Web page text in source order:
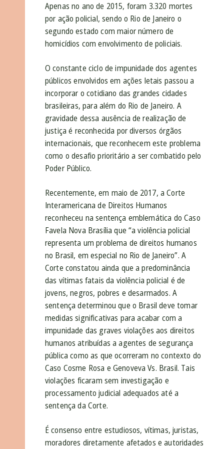
Apenas no ano de 2015, foram 3.320 mortes
por ação policial, sendo o Rio de Janeiro o
segundo estado com maior número de
homicídios com envolvimento de policiais.
O constante ciclo de impunidade dos agentes
públicos envolvidos em ações letais passou a
incorporar o cotidiano das grandes cidades
brasileiras, para além do Rio de Janeiro. A
gravidade dessa ausência de realização de
justiça é reconhecida por diversos órgãos
internacionais, que reconhecem este problema
como o desafio prioritário a ser combatido pelo
Poder Público.
Recentemente, em maio de 2017, a Corte
Interamericana de Direitos Humanos
reconheceu na sentença emblemática do Caso
Favela Nova Brasília que “a violência policial
representa um problema de direitos humanos
no Brasil, em especial no Rio de Janeiro”. A
Corte constatou ainda que a predominância
das vítimas fatais da violência policial é de
jovens, negros, pobres e desarmados. A
sentença determinou que o Brasil deve tomar
medidas significativas para acabar com a
impunidade das graves violações aos direitos
humanos atribuídas a agentes de segurança
pública como as que ocorreram no contexto do
Caso Cosme Rosa e Genoveva Vs. Brasil. Tais
violações ficaram sem investigação e
processamento judicial adequados até a
sentença da Corte.
É consenso entre estudiosos, vítimas, juristas,
moradores diretamente afetados e autoridades